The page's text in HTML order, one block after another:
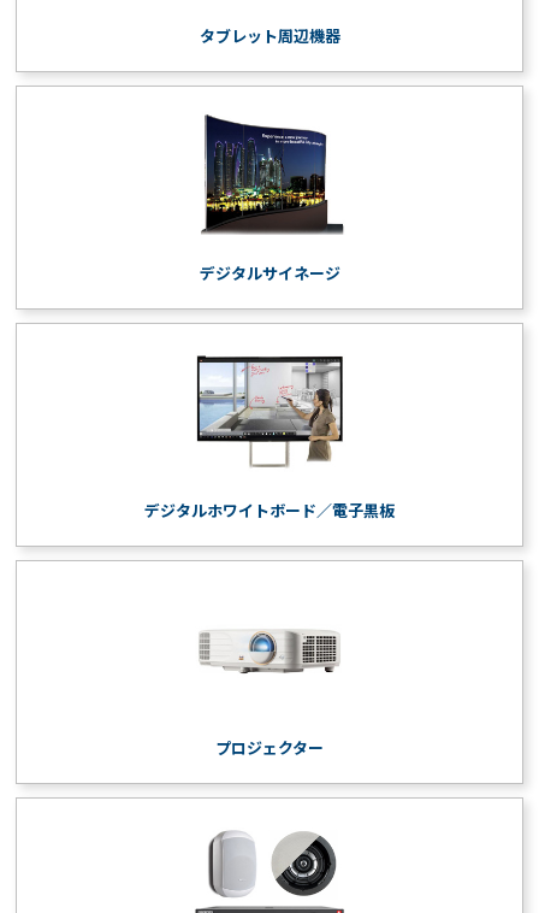
タブレット周辺機器
デジタルサイネージ
デジタルホワイトボード／電子黒板
プロジェクター